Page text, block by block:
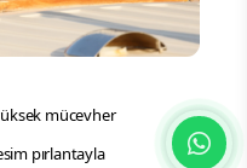
mücevher
pırlantayla